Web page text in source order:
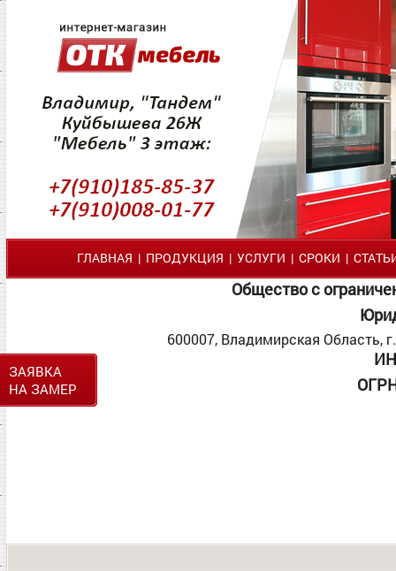
ЗАЯВКА
НА ЗАМЕР
ГЛАВНАЯ | ПРОДУКЦИЯ | УСЛУГИ | СРОКИ |
Общество с
600007, Владимирская Область,